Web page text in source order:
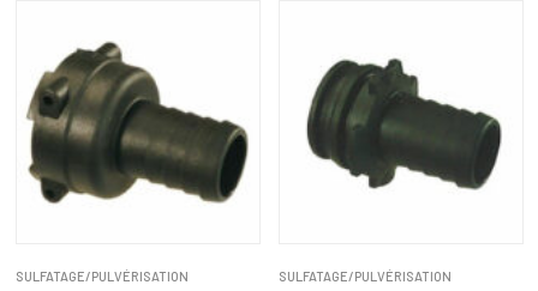
SULFATAGE/PULVÉRISATION SULFATAGE/PULVÉRISATION